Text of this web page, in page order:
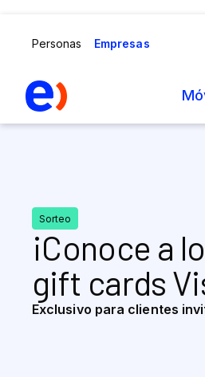
¡Conoce a
gift cards
Exclusivo para clientes